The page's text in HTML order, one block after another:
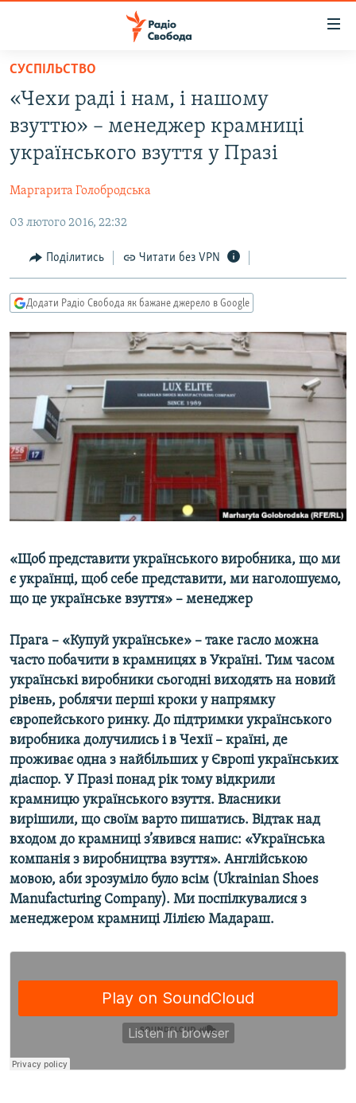
Перейти
основного
матеріалу
Перейти
до
основної
навігації
Перейти
пошуку
ВСЕ ЗА ДОБУ
СТАТТІ
ЕКОНОМІКА
СУСПІЛЬСТВО
КУЛЬТУРА
УКРАЇНА
СВІТ
РОСІЙСЬКА «ФІЛЬТРАЦІЯ»
ДОНБАС.РЕАЛІЇ
КРИМ.РЕАЛІЇ
СХЕМИ
КИТАЙ.ВИКЛИКИ
МУЛЬТИМЕДІА
ФОТО
СПЕЦПРОЄКТИ
ПОДКАСТИ
КРИМ РЕАЛІЇ
РУС
УКР
КТАТ
Усі сайти RFE/RL
СУСПІЛЬСТВО
«Чехи раді і нам, і нашому
взуттю» – менеджер крамниці
українського взуття у Празі
Маргарита Голобродська
03 лютого 2016, 22:32
Поділитись Читати без VPN
Додати Радіо Свобода як бажане джерело в Google
«Щоб представити українського виробника, що ми
є українці, щоб себе представити, ми наголошуємо,
що це українське взуття» – менеджер
Прага – «Купуй українське» – таке гасло можна
часто побачити в крамницях в Україні. Тим часом
українські виробники сьогодні виходять на новий
рівень, роблячи перші кроки у напрямку
європейського ринку. До підтримки українського
виробника долучились і в Чехії – країні, де
проживає одна з найбільших у Європі українських
діаспор. У Празі понад рік тому відкрили
крамницю українського взуття. Власники
вирішили, що своїм варто пишатись. Відтак над
входом до крамниці з’явився напис: «Українська
компанія з виробництва взуття». Англійською
мовою, аби зрозуміло було всім (Ukrainian Shoes
Manufacturing Company). Ми поспілкувалися з
менеджером крамниці Лілією Мадараш.